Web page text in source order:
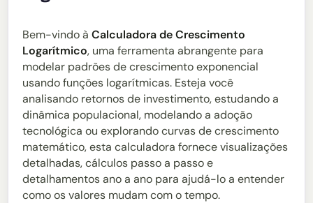
Bem-vindo àCalculadora de Crescimento
Logarítmico, uma ferramenta abrangente para
modelar padrões de crescimento exponencial
usando funções logarítmicas. Esteja você
analisando retornos de investimento, estudando a
dinâmica populacional, modelando a adoção
tecnológica ou explorando curvas de crescimento
matemático, esta calculadora fornece visualizações
detalhadas, cálculos passo a passo e
detalhamentos ano a ano para ajudá-lo a entender
como os valores mudam com o tempo.